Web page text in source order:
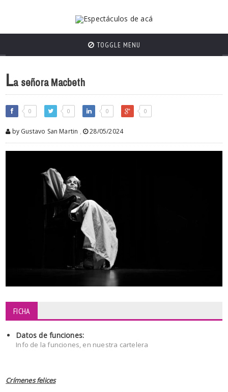
TOGGLE MENU
La señora Macbeth
0 0 0 0
by Gustavo San Martin , 28/05/2024
FICHA
Datos de funciones:
Info de la funciones, en nuestra cartelera
Crímenes felices